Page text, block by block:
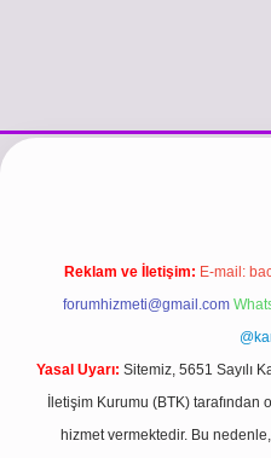
vdcasino güncel girişhttps://
Reklam ve İletişim: E-mail:
forumhizmeti@gmail.com
Yasal Uyarı: Sitemiz, 5651 Sayılı
İletişim Kurumu (BTK) tarafından
hizmet vermektedir. Bu